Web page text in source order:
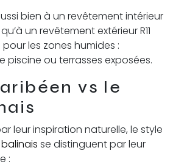
bien à un revêtement intérieur
un revêtement extérieur R11
les zones humides :
piscine ou terrasses exposées.
vs le
leur inspiration naturelle, le style
se distinguent par leur
: